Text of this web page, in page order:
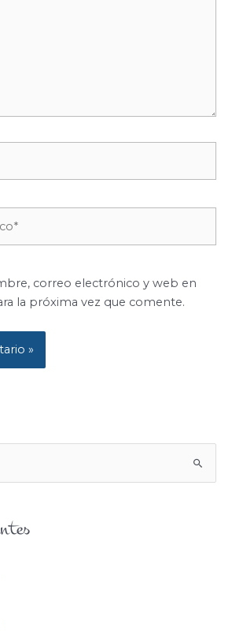
correo electrónico y web en
la próxima vez que comente.